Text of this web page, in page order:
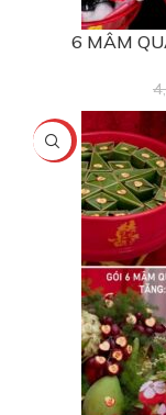
6 MÂM
-4%